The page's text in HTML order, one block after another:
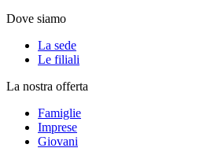
Dove siamo
La sede
Le filiali
La nostra offerta
Famiglie
Imprese
Giovani